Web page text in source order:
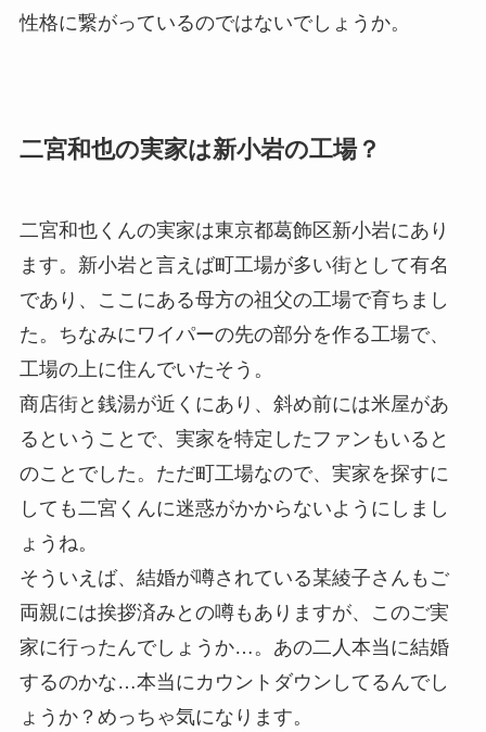
性格に繋がっているのではないでしょうか。
二宮和也の実家は新小岩の工場？
二宮和也くんの実家は東京都葛飾区新小岩にあり
ます。新小岩と言えば町工場が多い街として有名
であり、ここにある母方の祖父の工場で育ちまし
た。ちなみに ワイパーの先の部分を作る工場で、
工場の上に住んでいたそう。
商店街と銭湯が近くにあり、斜め前には米屋があ
るということで、実家を特定したファンもいると
のことでした。ただ町工場なので、実家を探すに
しても二宮くんに迷惑がかからないようにしまし
ょうね。
そういえば、結婚が噂されている某綾子さんもご
両親には挨拶済みとの噂もありますが、このご実
家に行ったんでしょうか…。あの二人本当に結婚
するのかな…本当にカウントダウンしてるんでし
ょうか？めっちゃ気になります。